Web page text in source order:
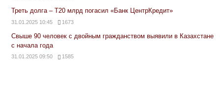
Треть долга – Т20 млрд погасил «Банк ЦентрКредит»
31.01.2025 10:45 1673
Свыше 90 человек с двойным гражданством выявили в Казахстане
с начала года
31.01.2025 09:50 1585